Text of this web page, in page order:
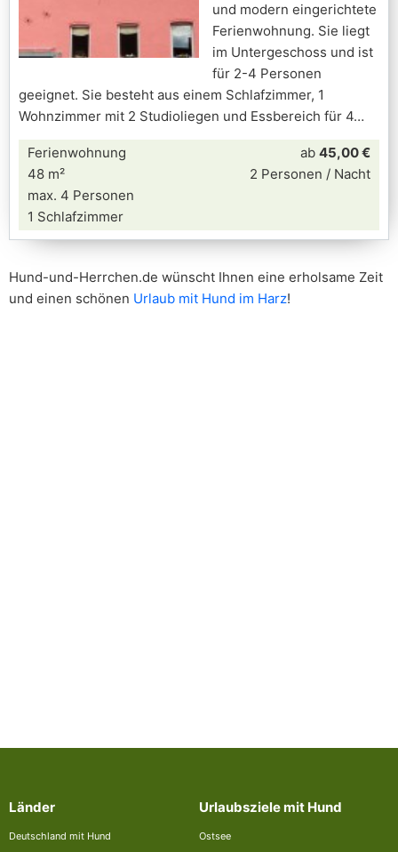
und modern eingerichtete
Ferienwohnung. Sie liegt
im Untergeschoss und ist
für 2-4 Personen
geeignet. Sie besteht aus einem Schlafzimmer, 1
Wohnzimmer mit 2 Studioliegen und Essbereich für 4
Ferienwohnung
48 m²
max. 4 Personen
1 Schlafzimmer
ab 45,00 €
2 Personen / Nacht
Hund-und-Herrchen.de wünscht Ihnen eine erholsame Zeit
und einen schönen Urlaub mit Hund im Harz!
Länder
Deutschland mit Hund
Urlaubsziele mit Hund
Ostsee